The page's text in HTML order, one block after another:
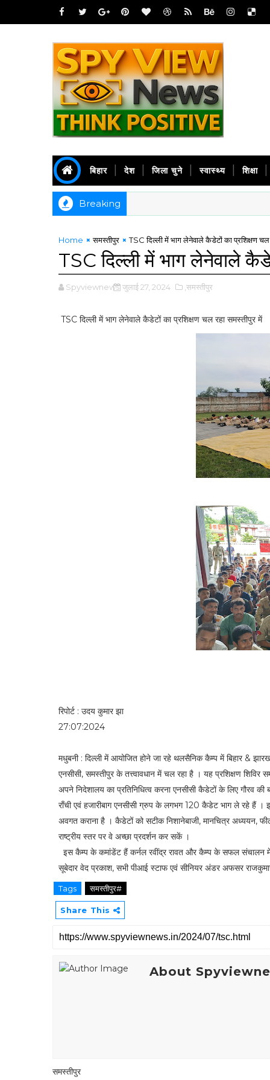
बिहार देश जिला चुने स्वास्थ्य शिक्षा
Breaking
Home समस्तीपुर TSC दिल्ली में भाग लेनेवाले कैडेटों का प्रशिक्षण चल
TSC दिल्ली में भाग लेनेवाले
Spyviewnews जुलाई 27, 2024 ,समस्तीपुर
TSC दिल्ली में भाग लेनेवाले कैडेटों का प्रशिक्षण चल रहा समस्तीपुर में
रिपोर्ट : उदय कुमार झा
27:07:2024
मधुबनी : दिल्ली में आयोजित होने जा रहे थलसैनिक कैम्प में बिहार &
एनसीसी, समस्तीपुर के तत्त्वावधान में चल रहा है । यह प्रशिक्षण
अपने निदेशालय का प्रतिनिधित्व करना एनसीसी कैडेटों के लिए गौरव
राँची एवं हजारीबाग एनसीसी ग्रुप के लगभग 120 कैडेट भाग ले रहे हैं ।
अवगत कराना है । कैडेटों को सटीक निशानेबाजी, मानचित्र अध्ययन,
राष्ट्रीय स्तर पर वे अच्छा प्रदर्शन कर सकें ।
इस कैम्प के कमांडेंट हैं कर्नल रवींद्र रावत और कैम्प के सफल संचालन में
सूबेदार वेद प्रकाश, सभी पीआई स्टाफ एवं सीनियर अंडर अफसर
Tags समस्तीपुर#
Share This
About
समस्तीपुर